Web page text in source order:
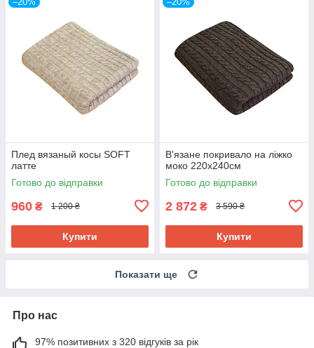
Плед вязаный косы SOFT
латте
Готово до відправки
960 ₴ 1 200 ₴
Купити
В'язане покривало на ліжко
моко 220х240см
Готово до відправки
2 872 ₴ 3 590 ₴
Купити
Показати ще
Про нас
97% позитивних з 320 відгуків за рік